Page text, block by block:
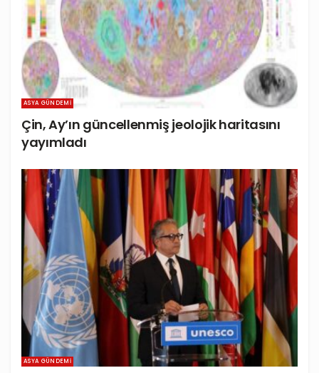
ASYA GÜNDEMI
Çin, Ay’ın güncellenmiş jeolojik haritasını
yayımladı
ASYA GÜNDEMI